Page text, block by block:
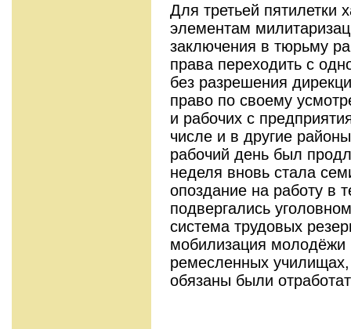
Для третьей пятилетки
элементам
заключения в тюрьму
права переходить с
без разрешения
право по своему
и рабочих с
числе и в другие
рабочий день был
неделя вновь стала
опоздание на работу в
подвергались
система трудовых
мобилизация
ремесленных
обязаны были